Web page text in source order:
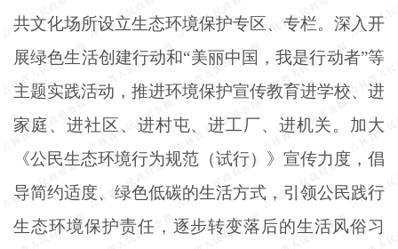
共文化场所设立生态环境保护专区、专栏。深入开
展绿色生活创建行动和“美丽中国，我是行动者”等
主题实践活动，推进环境保护宣传教育进学校、进
家庭、进社区、进村屯、进工厂、进机关。加大
《公民生态环境行为规范（试行）》宣传力度，倡
导简约适度、绿色低碳的生活方式，引领公民践行
生态环境保护责任，逐步转变落后的生活风俗习